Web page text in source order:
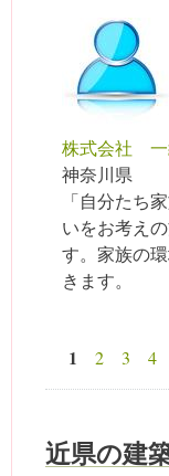
株式会社 一
神奈川県
「自分たち
いをお考え
す。家族の
きます。
ページ
1 2 3 4
近県の建